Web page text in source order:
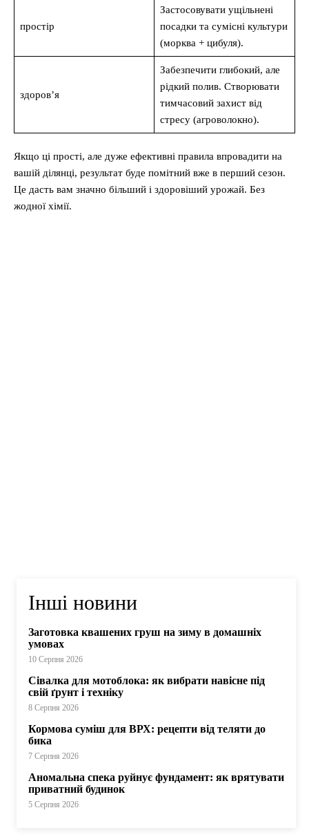
простір
Застосовувати ущільнені
посадки та сумісні культури
(морква + цибуля).
здоров’я
Забезпечити глибокий, але
рідкий полив. Створювати
тимчасовий захист від
стресу (агроволокно).
Якщо ці прості, але дуже ефективні правила впровадити на
вашій ділянці, результат буде помітний вже в перший сезон.
Це дасть вам значно більший і здоровіший урожай. Без
жодної хімії.
Інші новини
Заготовка квашених груш на зиму в домашніх
умовах
10 Серпня 2026
Сівалка для мотоблока: як вибрати навісне під
свій ґрунт і техніку
8 Серпня 2026
Кормова суміш для ВРХ: рецепти від теляти до
бика
7 Серпня 2026
Аномальна спека руйнує фундамент: як врятувати
приватний будинок
5 Серпня 2026